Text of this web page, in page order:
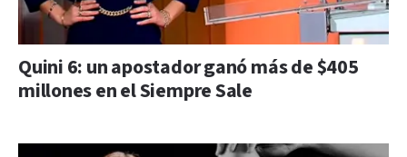
Quini 6: un apostador ganó más de $405
millones en el Siempre Sale